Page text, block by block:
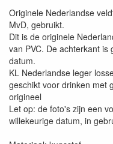
Originele Nederlandse
MvD, gebruikt.
Dit is de originele
van PVC. De achterkant
datum.
KL Nederlandse leger
geschikt voor drinken met
origineel
Let op: de foto's zijn een
willekeurige datum, in